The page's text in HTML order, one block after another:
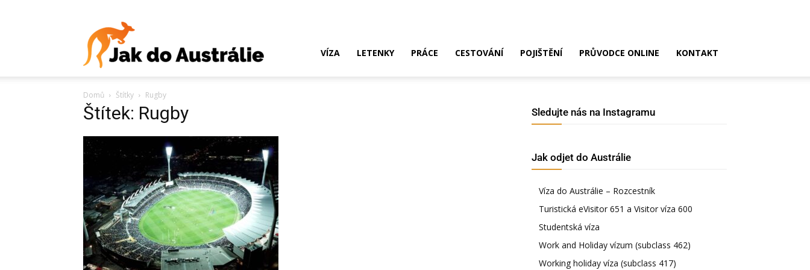
Austrálie?
Víza,
VÍZA LETENKY PRÁCE CESTOVÁNÍ POJIŠTĚNÍ PRŮVODCE ONLINE KONTAKT
Domů Štítky Rugby
Štítek: Rugby Sledujte nás na Instagramu
Jak odjet do Austrálie
Víza do Austrálie – Rozcestník
Turistická eVisitor 651 a Visitor víza 600
Studentská víza
Work and Holiday vízum (subclass 462)
Working holiday víza (subclass 417)